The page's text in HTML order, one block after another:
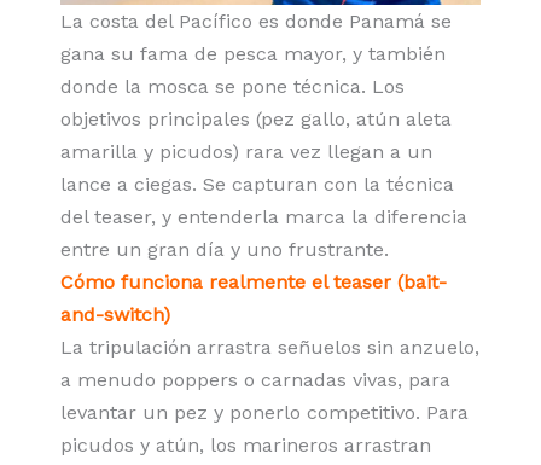
La costa del Pacífico es donde Panamá se
gana su fama de pesca mayor, y también
donde la mosca se pone técnica. Los
objetivos principales (pez gallo, atún aleta
amarilla y picudos) rara vez llegan a un
lance a ciegas. Se capturan con la técnica
del teaser, y entenderla marca la diferencia
entre un gran día y uno frustrante.
Cómo funciona realmente el teaser (bait-
and-switch)
La tripulación arrastra señuelos sin anzuelo,
a menudo poppers o carnadas vivas, para
levantar un pez y ponerlo competitivo. Para
picudos y atún, los marineros arrastran